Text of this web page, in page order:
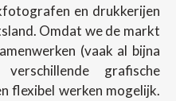
en drukkerijen
Omdat we de markt
(vaak al bijna
grafische
flexibel werken mogelijk.